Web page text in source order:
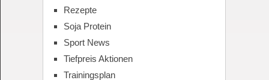
Rezepte
Soja Protein
Sport News
Tiefpreis Aktionen
Trainingsplan